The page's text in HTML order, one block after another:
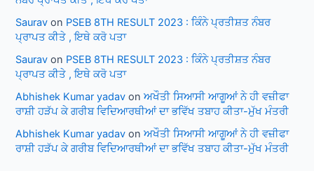
Saurav on PSEB 8TH RESULT 2023 : ਕਿੰਨੇ ਪ੍ਰਤੀਸ਼ਤ ਨੰਬਰ
ਪ੍ਰਾਪਤ ਕੀਤੇ , ਇਥੇ ਕਰੋ ਪਤਾ
Saurav on PSEB 8TH RESULT 2023 : ਕਿੰਨੇ ਪ੍ਰਤੀਸ਼ਤ ਨੰਬਰ
ਪ੍ਰਾਪਤ ਕੀਤੇ , ਇਥੇ ਕਰੋ ਪਤਾ
Abhishek Kumar yadav onਅਖੌਤੀ ਸਿਆਸੀ ਆਗੂਆਂ ਨੇ ਹੀ ਵਜ਼ੀਫਾ
ਰਾਸ਼ੀ ਹੜੱਪ ਕੇ ਗਰੀਬ ਵਿਦਿਆਰਥੀਆਂ ਦਾ ਭਵਿੱਖ ਤਬਾਹ ਕੀਤਾ-ਮੁੱਖ ਮੰਤਰੀ
Abhishek Kumar yadav onਅਖੌਤੀ ਸਿਆਸੀ ਆਗੂਆਂ ਨੇ ਹੀ ਵਜ਼ੀਫਾ
ਰਾਸ਼ੀ ਹੜੱਪ ਕੇ ਗਰੀਬ ਵਿਦਿਆਰਥੀਆਂ ਦਾ ਭਵਿੱਖ ਤਬਾਹ ਕੀਤਾ-ਮੁੱਖ ਮੰਤਰੀ